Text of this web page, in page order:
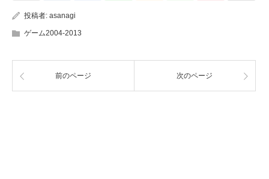
投稿者: asanagi
ゲーム2004-2013
前のページ 次のページ